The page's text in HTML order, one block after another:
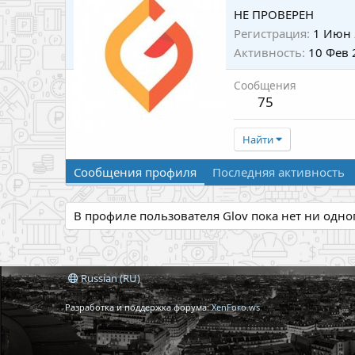
НЕ ПРОВЕРЕН
Регистрация 1 Июн
Активность 10 Фев
Сообщения
75
Найти
Сообщения профиля Последняя активность
В профиле пользователя Glov пока нет ни
Russian (RU)
Разработка и поддержка форума:XenForo.ws